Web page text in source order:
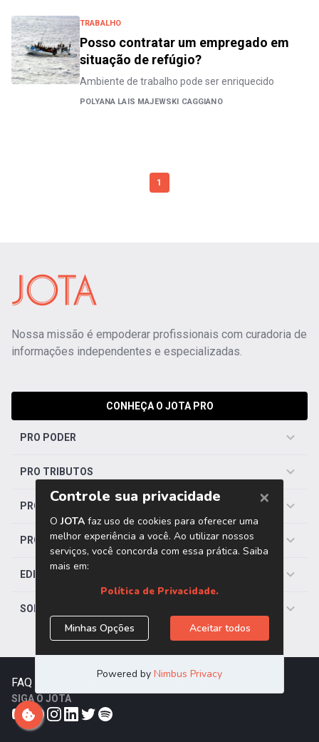
TRABALHO
Posso contratar um empregado em
situação de refúgio?
Ambiente de trabalho pode ser enriquecido
POLYANA LAIS MAJEWSKI CAGGIANO
1
Nossa missão é empoderar profissionais com curadoria de
informações independentes e especializadas.
CONHEÇA O JOTA PRO
PRO PODER
PRO TRIBUTOS
PRO TRABALHISTA
PRO SAÚDE
EDITORIAS
SOBRE O JOTA
FAQ Trabalhe Conosco
SIGA O JOTA